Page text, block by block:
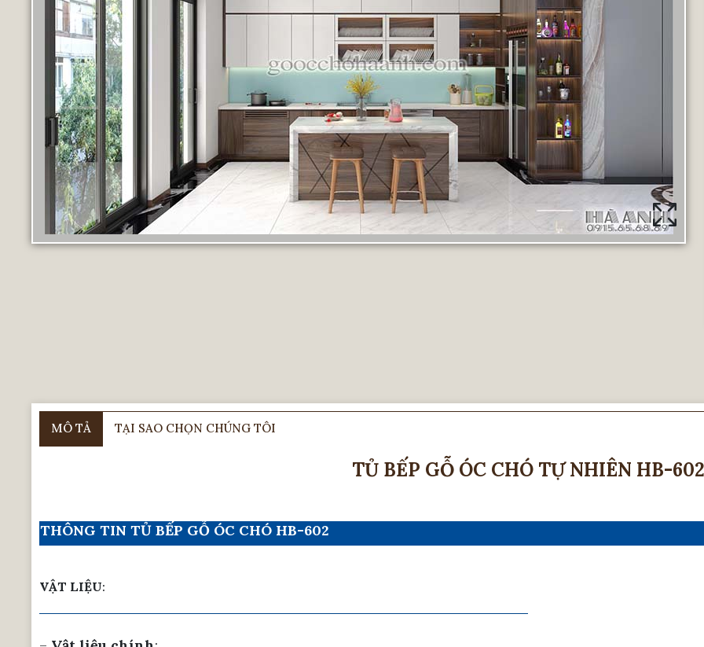
MÔ TẢ TẠI SAO CHỌN CHÚNG TÔI
TỦ BẾP GỖ ÓC CHÓ TỰ NHIÊN HB-602
THÔNG TIN TỦ BẾP GỖ ÓC CHÓ HB-602
VẬT LIỆU: